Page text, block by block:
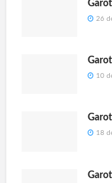
26
10
18